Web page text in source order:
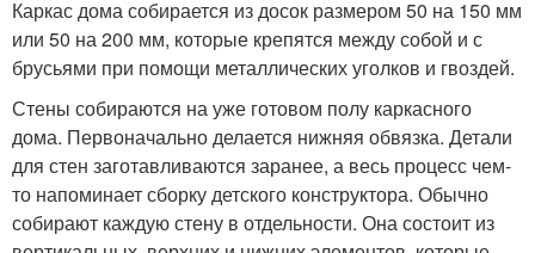
Каркас дома собирается из досок размером 50 на 150 мм
или 50 на 200 мм, которые крепятся между собой и с
брусьями при помощи металлических уголков и гвоздей.
Стены собираются на уже готовом полу каркасного
дома. Первоначально делается нижняя обвязка. Детали
для стен заготавливаются заранее, а весь процесс чем-
то напоминает сборку детского конструктора. Обычно
собирают каждую стену в отдельности. Она состоит из